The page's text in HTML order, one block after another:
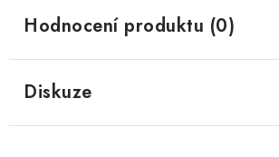
Hodnocení produktu (0)
Diskuze